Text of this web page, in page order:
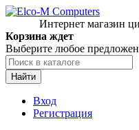
Интернет магазин
Корзина ждет
Выберите любое
Найти
Вход
Регистрация